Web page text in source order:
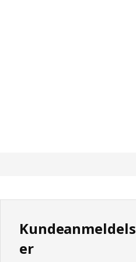
Kundeanmeldels
er